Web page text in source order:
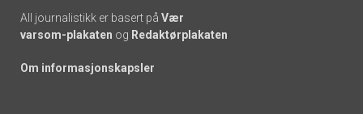
All journalistikk er basert på Vær
varsom-plakaten og Redaktørplakaten
Om informasjonskapsler